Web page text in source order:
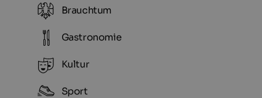
Brauchtum
Gastronomie
Kultur
Sport